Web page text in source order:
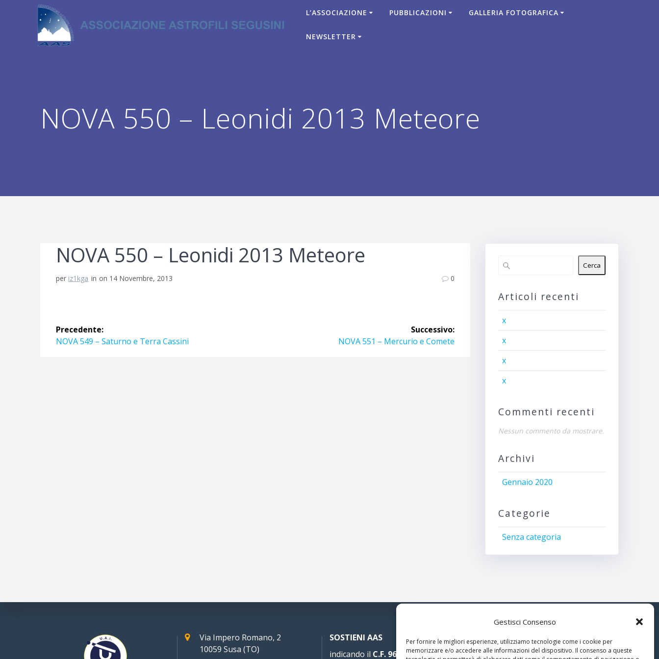
Gestisci Consenso
Per fornire le migliori esperienze, utilizziamo tecnologie come i cookie per
memorizzare e/o accedere alle informazioni del dispositivo. Il consenso a queste
L’ASSOCIAZIONE PUBBLICAZIONI GALLERIA FOTOGRAFICA
NEWSLETTER
NOVA 550 – Leonidi 2013 Meteore
NOVA 550 – Leonidi 2013 Meteore
per iz1kga in on 14 Novembre, 2013 0
Navigazione
articoli
Precedente:
Articolo
NOVA 549 – Saturno e Terra Cassini
Successivo:
Articolo
NOVA 551 – Mercurio e Comete
Cerca
Articoli recenti
x
x
x
x
Commenti recenti
Nessun commento da mostrare.
Archivi
Gennaio 2020
Categorie
Senza categoria
Via Impero Romano, 2
10059 Susa (TO)
SOSTIENI AAS
indicando il C.F. 96020930010nella
© 2026 Associazione Astrofili
Segusini